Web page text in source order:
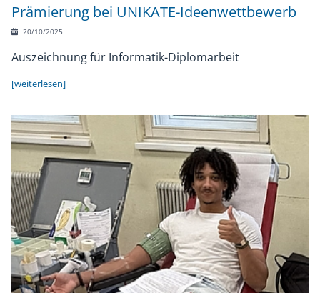
Prämierung bei UNIKATE-Ideenwettbewerb
20/10/2025
Auszeichnung für Informatik-Diplomarbeit
[weiterlesen]